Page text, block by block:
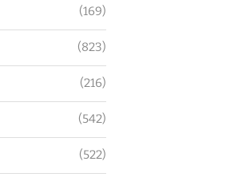
(169)
(823)
(216)
(542)
(522)